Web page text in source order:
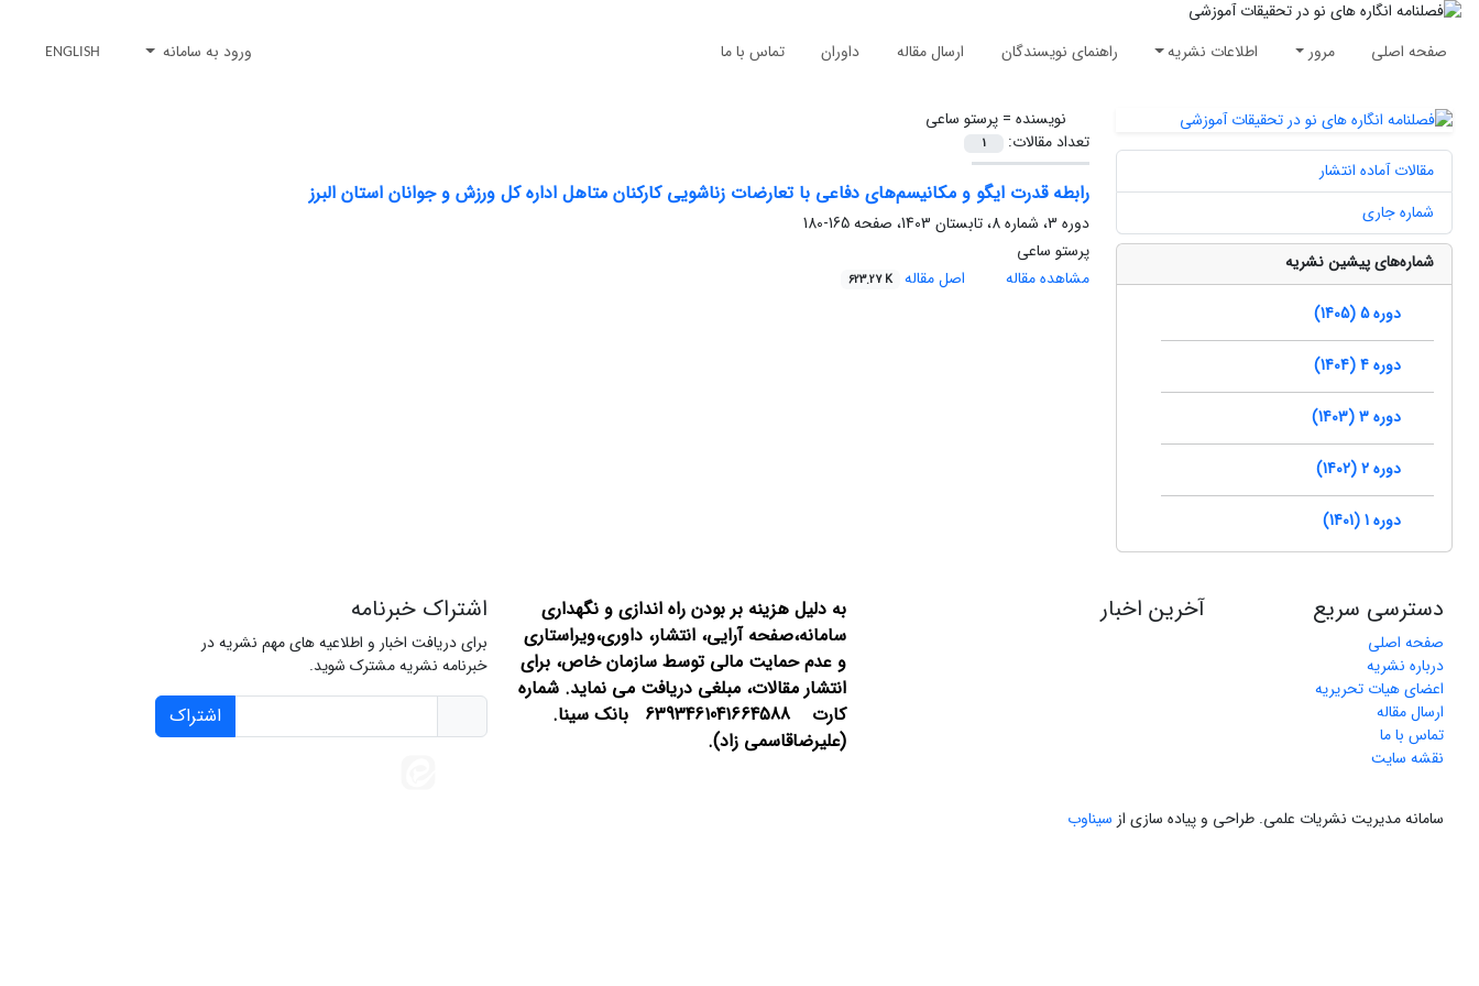
صفحه اصلی مرور اطلاعات نشریه راهنمای نویسندگان ارسال مقاله داوران تماس با ما ورود به سامانه ENGLISH
نویسنده =پرستو ساعی
تعداد مقالات:
1
رابطه قدرت ایگو و مکانیسم‌های دفاعی با تعارضات زناشویی کارکنان متاهل اداره کل ورزش و جوانان استان البرز
دوره 3، شماره 8، تابستان 1403، صفحه
165-180
پرستو ساعی
مشاهده مقاله
اصل مقاله 623.27 K
مقالات آماده انتشار
شماره جاری
شماره‌های پیشین نشریه
دوره 5 (1405)
دوره 4 (1404)
دوره 3 (1403)
دوره 2 (1402)
دوره 1 (1401)
دسترسی سریع
صفحه اصلی
درباره نشریه
اعضای هیات تحریریه
ارسال مقاله
تماس با ما
نقشه سایت
آخرین اخبار
به دلیل هزینه بر بودن راه اندازی و نگهداری
سامانه،صفحه آرایی، انتشار، داوری،ویراستاری
و عدم حمایت مالی توسط سازمان خاص، برای
انتشار مقالات، مبلغی دریافت می نماید. شماره
کارت 6393461041664588 بانک سینا.
(علیرضاقاسمی زاد).
اشتراک خبرنامه
برای دریافت اخبار و اطلاعیه های مهم نشریه در
خبرنامه نشریه مشترک شوید.
اشتراک
سامانه مدیریت نشریات علمی. طراحی و پیاده سازی از سیناوب